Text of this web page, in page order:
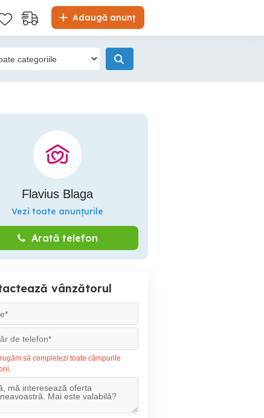
Adaugă anunț
Flavius Blaga
Vezi toate anunțurile
Arată telefon
vânzătorul
să completezi toate câmpurile